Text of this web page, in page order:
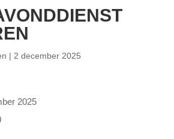
| 2 december 2025
2025